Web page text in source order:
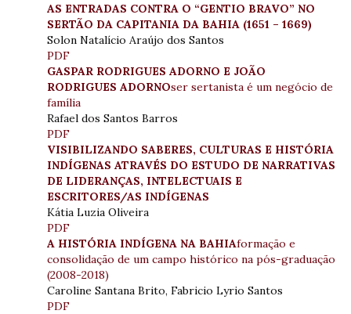
AS ENTRADAS CONTRA O “GENTIO BRAVO” NO
SERTÃO DA CAPITANIA DA BAHIA (1651 – 1669)
Solon Natalício Araújo dos Santos
PDF
GASPAR RODRIGUES ADORNO E JOÃO
RODRIGUES ADORNOser sertanista é um negócio de
família
Rafael dos Santos Barros
PDF
VISIBILIZANDO SABERES, CULTURAS E HISTÓRIA
INDÍGENAS ATRAVÉS DO ESTUDO DE NARRATIVAS
DE LIDERANÇAS, INTELECTUAIS E
ESCRITORES/AS INDÍGENAS
Kátia Luzia Oliveira
PDF
A HISTÓRIA INDÍGENA NA BAHIAformação e
consolidação de um campo histórico na pós-graduação
(2008-2018)
Caroline Santana Brito, Fabricio Lyrio Santos
PDF